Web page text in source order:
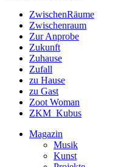
ZwischenRäume
Zwischenraum
Zur Anprobe
Zukunft
Zuhause
Zufall
zu Hause
zu Gast
Zoot Woman
ZKM_Kubus
Magazin
Musik
Kunst